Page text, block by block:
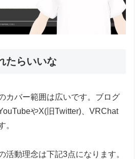
たらいいな
カバー範囲は広いです。ブログ
やX(旧Twitter)、VRChat
。
活動理念は下記3点になります。